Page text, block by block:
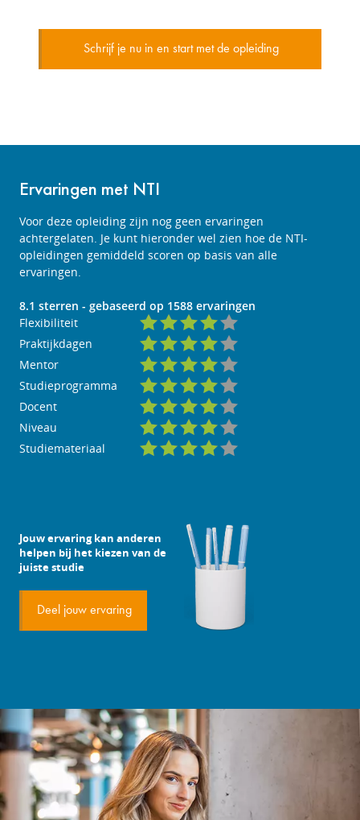
Schrijf je nu in en start met de opleiding
Ervaringen met NTI
Voor deze opleiding zijn nog geen ervaringen
achtergelaten. Je kunt hieronder wel zien hoe de NTI-
opleidingen gemiddeld scoren op basis van alle
ervaringen.
8.1 sterren - gebaseerd op 1588 ervaringen
Flexibiliteit
Praktijkdagen
Mentor
Studieprogramma
Docent
Niveau
Studiemateriaal
Jouw ervaring kan anderen
helpen bij het kiezen van de
juiste studie
Deel jouw ervaring